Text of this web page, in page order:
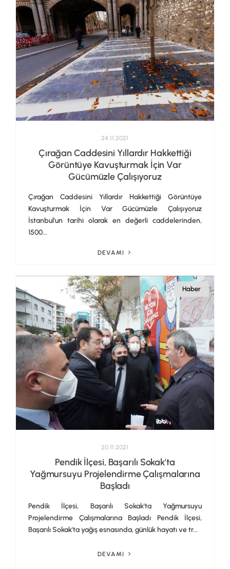
24.11.2021
Çırağan Caddesini Yıllardır Hakkettiği
Görüntüye Kavuşturmak İçin Var
Gücümüzle Çalışıyoruz
Çırağan Caddesini Yıllardır Hakkettiği Görüntüye
Kavuşturmak İçin Var Gücümüzle Çalışıyoruz
İstanbul'un tarihi olarak en değerli caddelerinden,
1500...
DEVAMI
Haber
20.11.2021
Pendik İlçesi, Başarılı Sokak'ta
Yağmursuyu Projelendirme Çalışmalarına
Başladı
Pendik İlçesi, Başarılı Sokak'ta Yağmursuyu
Projelendirme Çalışmalarına Başladı Pendik İlçesi,
Başarılı Sokak'ta yağış esnasında, günlük hayatı ve tr...
DEVAMI